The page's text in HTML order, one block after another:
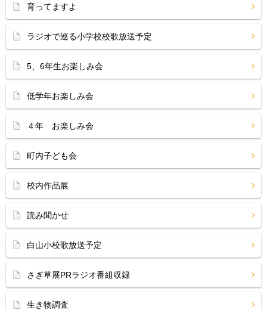
育ってますよ
ラジオで巡る小学校校歌放送予定
5、6年生お楽しみ会
低学年お楽しみ会
４年 お楽しみ会
町内子ども会
校内作品展
読み聞かせ
白山小校歌放送予定
さぎ草展PRラジオ番組収録
生き物調査